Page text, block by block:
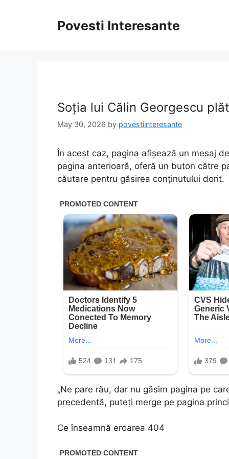
Povesti Interesante
Soția lui Călin Georgescu
May 30, 2026 by povestiinteresante
În acest caz, pagina afișează un mesaj
pagina anterioară, oferă un buton către
căutare pentru găsirea conținutului dorit.
„Ne pare rău, dar nu găsim pagina pe
precedentă, puteți merge pe pagina
Ce înseamnă eroarea 404